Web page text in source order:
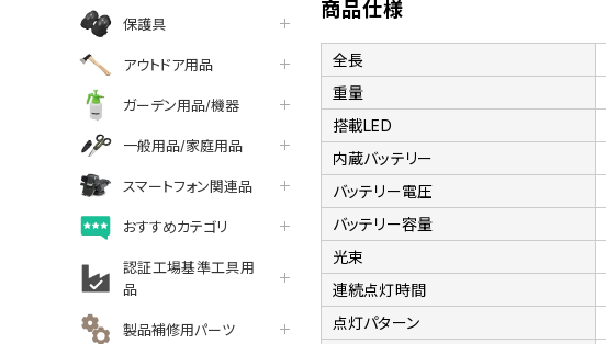
保護具
アウトドア用品
ガーデン用品/機器
一般用品/家庭用品
スマートフォン関連品
おすすめカテゴリ
認証工場基準工具用
品
製品補修用パーツ
商品仕様
全長
重量
搭載LED
内蔵バッテリー
バッテリー電圧
バッテリー容量
光束
連続点灯時間
点灯パターン